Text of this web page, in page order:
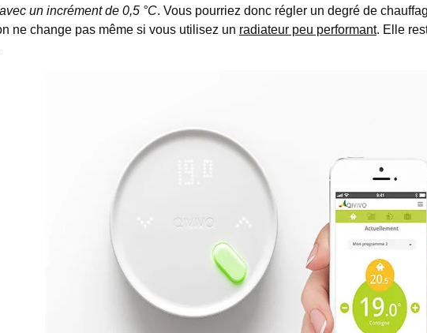
un incrément de 0,5 °C. Vous pourriez donc régler un degré de
ne change pas même si vous utilisez un radiateur peu performant. Elle